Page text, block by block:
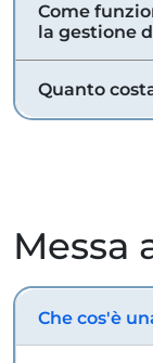
Come
la gestione
Quanto
Messa
Che cos'è